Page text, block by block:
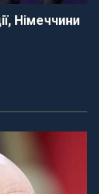
Німеччини